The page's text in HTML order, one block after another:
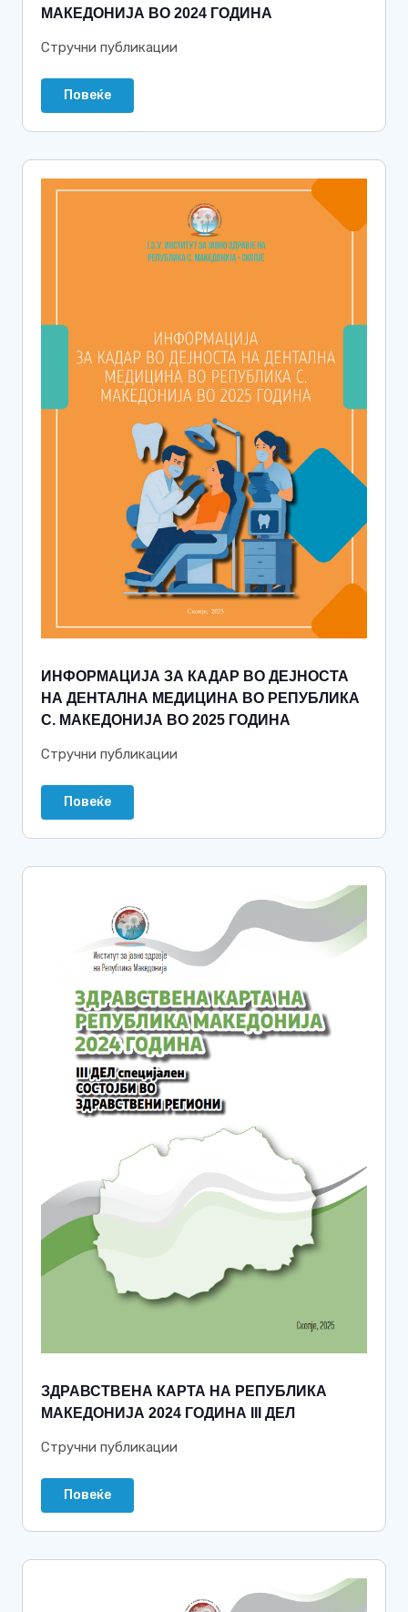
МАКЕДОНИЈА ВО 2024 ГОДИНА
Стручни публикации
Повеќе
ИНФОРМАЦИJА ЗА КАДАР ВО ДЕJНОСТА
НА ДЕНТАЛНА МЕДИЦИНА ВО РЕПУБЛИКА
С. МАКЕДОНИJА ВО 2025 ГОДИНА
Стручни публикации
Повеќе
ЗДРАВСТВЕНА КАРТА НА РЕПУБЛИКА
МАКЕДОНИЈА 2024 ГОДИНА III ДЕЛ
Стручни публикации
Повеќе